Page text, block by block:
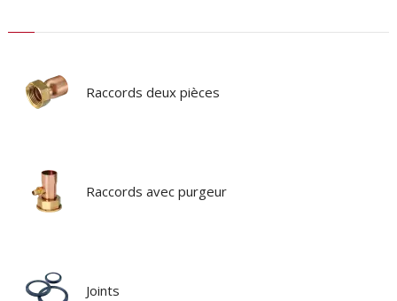
Raccords deux pièces
Raccords avec purgeur
Joints